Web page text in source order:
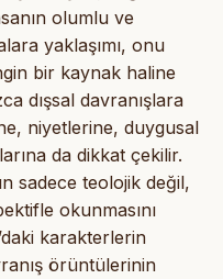
olumlu ve
yaklaşımı, onu
bir kaynak haline
dışsal davranışlara
niyetlerine, duygusal
da dikkat çekilir.
sadece teolojik değil,
okunmasını
karakterlerin
örüntülerinin